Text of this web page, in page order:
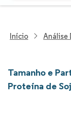
Início Análise
Tamanho e
Proteína de